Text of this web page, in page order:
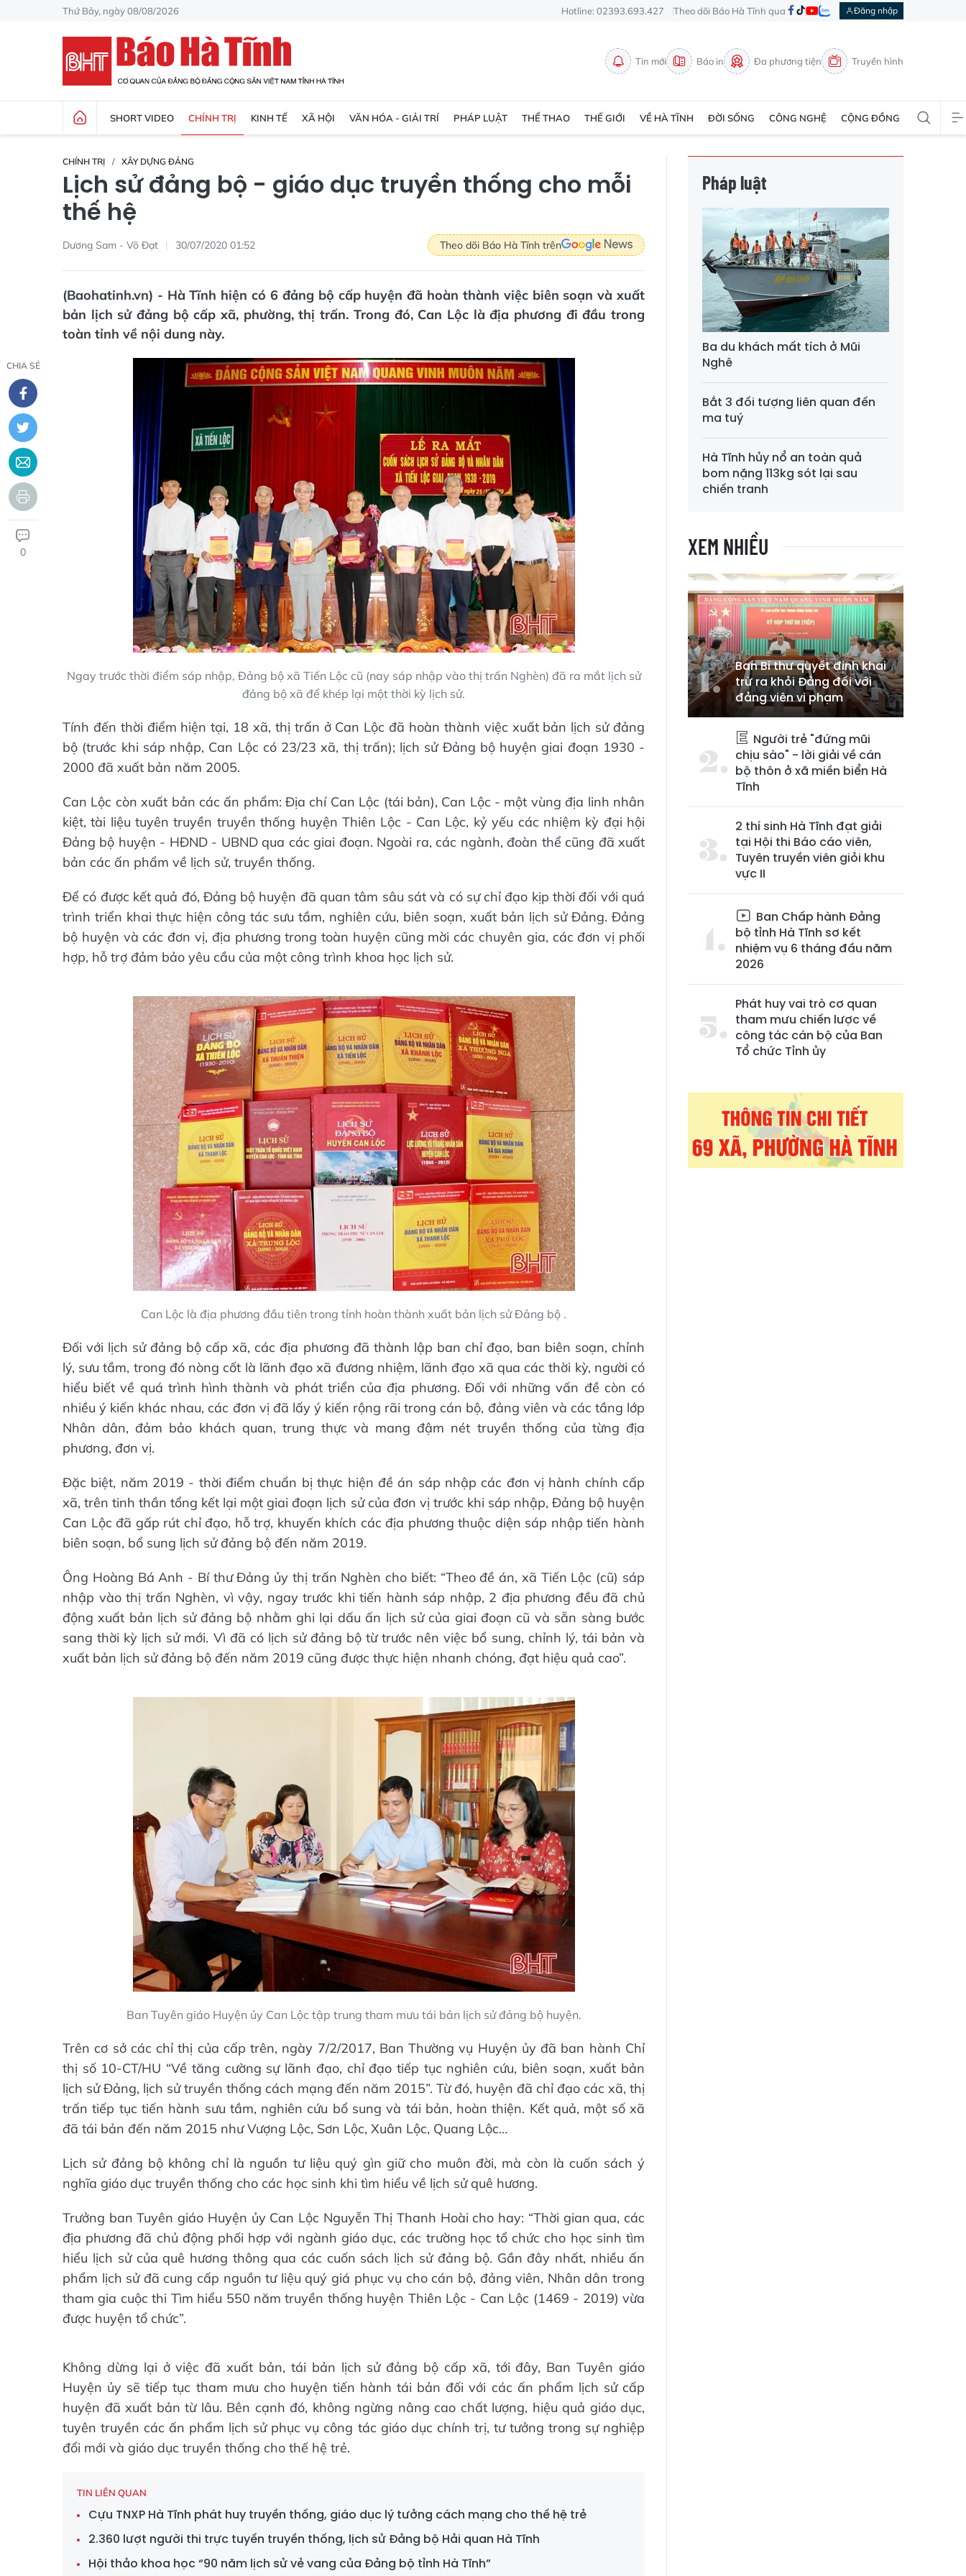
Thứ Bảy, ngày 08/08/2026 Hotline: 02393.693.427 Theo dõi Báo Hà Tĩnh qua Đăng nhập
Tin mới Báo in Đa phương tiện Truyền hình
SHORT VIDEO CHÍNH TRỊ KINH TẾ XÃ HỘI VĂN HÓA - GIẢI TRÍ PHÁP LUẬT THỂ THAO THẾ GIỚI VỀ HÀ TĨNH ĐỜI SỐNG CÔNG NGHỆ CỘNG ĐỒNG
CHÍNH TRỊ XÂY DỰNG ĐẢNG
Lịch sử đảng bộ - giáo dục truyền thống cho mỗi
thế hệ
Dương Sam - Võ Đạt 30/07/2020 01:52 Theo dõi Báo Hà Tĩnh trên
(Baohatinh.vn) - Hà Tĩnh hiện có 6 đảng bộ cấp huyện đã hoàn thành việc biên soạn và xuất
bản lịch sử đảng bộ cấp xã, phường, thị trấn. Trong đó, Can Lộc là địa phương đi đầu trong
toàn tỉnh về nội dung này.
CHIA SẺ
0
Ngay trước thời điểm sáp nhập, Đảng bộ xã Tiến Lộc cũ (nay sáp nhập vào thị trấn Nghèn) đã ra mắt lịch sử
đảng bộ xã để khép lại một thời kỳ lịch sử.
Tính đến thời điểm hiện tại, 18 xã, thị trấn ở Can Lộc đã hoàn thành việc xuất bản lịch sử đảng
bộ (trước khi sáp nhập, Can Lộc có 23/23 xã, thị trấn); lịch sử Đảng bộ huyện giai đoạn 1930 -
2000 đã xuất bản năm 2005.
Can Lộc còn xuất bản các ấn phẩm: Địa chí Can Lộc (tái bản), Can Lộc - một vùng địa linh nhân
kiệt, tài liệu tuyên truyền truyền thống huyện Thiên Lộc - Can Lộc, kỷ yếu các nhiệm kỳ đại hội
Đảng bộ huyện - HĐND - UBND qua các giai đoạn. Ngoài ra, các ngành, đoàn thể cũng đã xuất
bản các ấn phẩm về lịch sử, truyền thống.
Để có được kết quả đó, Đảng bộ huyện đã quan tâm sâu sát và có sự chỉ đạo kịp thời đối với quá
trình triển khai thực hiện công tác sưu tầm, nghiên cứu, biên soạn, xuất bản lịch sử Đảng. Đảng
bộ huyện và các đơn vị, địa phương trong toàn huyện cũng mời các chuyên gia, các đơn vị phối
hợp, hỗ trợ đảm bảo yêu cầu của một công trình khoa học lịch sử.
Can Lộc là địa phương đầu tiên trong tỉnh hoàn thành xuất bản lịch sử Đảng bộ .
Đối với lịch sử đảng bộ cấp xã, các địa phương đã thành lập ban chỉ đạo, ban biên soạn, chỉnh
lý, sưu tầm, trong đó nòng cốt là lãnh đạo xã đương nhiệm, lãnh đạo xã qua các thời kỳ, người có
hiểu biết về quá trình hình thành và phát triển của địa phương. Đối với những vấn đề còn có
nhiều ý kiến khác nhau, các đơn vị đã lấy ý kiến rộng rãi trong cán bộ, đảng viên và các tầng lớp
Nhân dân, đảm bảo khách quan, trung thực và mang đậm nét truyền thống của từng địa
phương, đơn vị.
Đặc biệt, năm 2019 - thời điểm chuẩn bị thực hiện đề án sáp nhập các đơn vị hành chính cấp
xã, trên tinh thần tổng kết lại một giai đoạn lịch sử của đơn vị trước khi sáp nhập, Đảng bộ huyện
Can Lộc đã gấp rút chỉ đạo, hỗ trợ, khuyến khích các địa phương thuộc diện sáp nhập tiến hành
biên soạn, bổ sung lịch sử đảng bộ đến năm 2019.
Ông Hoàng Bá Anh - Bí thư Đảng ủy thị trấn Nghèn cho biết: “Theo đề án, xã Tiến Lộc (cũ) sáp
nhập vào thị trấn Nghèn, vì vậy, ngay trước khi tiến hành sáp nhập, 2 địa phương đều đã chủ
động xuất bản lịch sử đảng bộ nhằm ghi lại dấu ấn lịch sử của giai đoạn cũ và sẵn sàng bước
sang thời kỳ lịch sử mới. Vì đã có lịch sử đảng bộ từ trước nên việc bổ sung, chỉnh lý, tái bản và
xuất bản lịch sử đảng bộ đến năm 2019 cũng được thực hiện nhanh chóng, đạt hiệu quả cao”.
Ban Tuyên giáo Huyện ủy Can Lộc tập trung tham mưu tái bản lịch sử đảng bộ huyện.
Trên cơ sở các chỉ thị của cấp trên, ngày 7/2/2017, Ban Thường vụ Huyện ủy đã ban hành Chỉ
thị số 10-CT/HU “Về tăng cường sự lãnh đạo, chỉ đạo tiếp tục nghiên cứu, biên soạn, xuất bản
lịch sử Đảng, lịch sử truyền thống cách mạng đến năm 2015”. Từ đó, huyện đã chỉ đạo các xã, thị
trấn tiếp tục tiến hành sưu tầm, nghiên cứu bổ sung và tái bản, hoàn thiện. Kết quả, một số xã
đã tái bản đến năm 2015 như Vượng Lộc, Sơn Lộc, Xuân Lộc, Quang Lộc…
Lịch sử đảng bộ không chỉ là nguồn tư liệu quý gìn giữ cho muôn đời, mà còn là cuốn sách ý
nghĩa giáo dục truyền thống cho các học sinh khi tìm hiểu về lịch sử quê hương.
Trưởng ban Tuyên giáo Huyện ủy Can Lộc Nguyễn Thị Thanh Hoài cho hay: “Thời gian qua, các
địa phương đã chủ động phối hợp với ngành giáo dục, các trường học tổ chức cho học sinh tìm
hiểu lịch sử của quê hương thông qua các cuốn sách lịch sử đảng bộ. Gần đây nhất, nhiều ấn
phẩm lịch sử đã cung cấp nguồn tư liệu quý giá phục vụ cho cán bộ, đảng viên, Nhân dân trong
tham gia cuộc thi Tìm hiểu 550 năm truyền thống huyện Thiên Lộc - Can Lộc (1469 - 2019) vừa
được huyện tổ chức”.
Không dừng lại ở việc đã xuất bản, tái bản lịch sử đảng bộ cấp xã, tới đây, Ban Tuyên giáo
Huyện ủy sẽ tiếp tục tham mưu cho huyện tiến hành tái bản đối với các ấn phẩm lịch sử cấp
huyện đã xuất bản từ lâu. Bên cạnh đó, không ngừng nâng cao chất lượng, hiệu quả giáo dục,
tuyên truyền các ấn phẩm lịch sử phục vụ công tác giáo dục chính trị, tư tưởng trong sự nghiệp
đổi mới và giáo dục truyền thống cho thế hệ trẻ.
TIN LIÊN QUAN
Cựu TNXP Hà Tĩnh phát huy truyền thống, giáo dục lý tưởng cách mạng cho thế hệ trẻ
2.360 lượt người thi trực tuyến truyền thống, lịch sử Đảng bộ Hải quan Hà Tĩnh
Hội thảo khoa học “90 năm lịch sử vẻ vang của Đảng bộ tỉnh Hà Tĩnh”
Pháp luật
Ba du khách mất tích ở Mũi
Nghê
Bắt 3 đối tượng liên quan đến
ma tuý
Hà Tĩnh hủy nổ an toàn quả
bom nặng 113kg sót lại sau
chiến tranh
XEM NHIỀU
Ban Bí thư quyết định khai
trừ ra khỏi Đảng đối với
đảng viên vi phạm
Người trẻ "đứng mũi
chịu sào" - lời giải về cán
bộ thôn ở xã miền biển Hà
Tĩnh
2 thí sinh Hà Tĩnh đạt giải
tại Hội thi Báo cáo viên,
Tuyên truyền viên giỏi khu
vực II
Ban Chấp hành Đảng
bộ tỉnh Hà Tĩnh sơ kết
nhiệm vụ 6 tháng đầu năm
2026
Phát huy vai trò cơ quan
tham mưu chiến lược về
công tác cán bộ của Ban
Tổ chức Tỉnh ủy